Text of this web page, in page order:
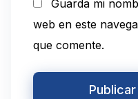
Guarda mi
web en este
que comente.